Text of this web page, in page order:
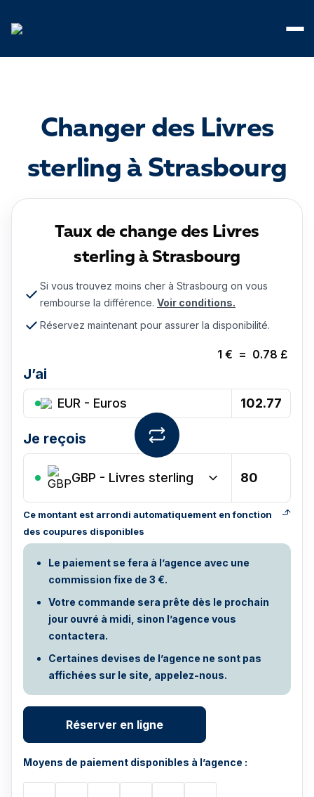
Changer des Livres
sterling à Strasbourg
Taux de change des Livres
sterling à Strasbourg
Si vous trouvez moins cher à Strasbourg on vous
rembourse la différence. Voir conditions.
Réservez maintenant pour assurer la disponibilité.
1 € = 0.78 £
J’ai
EUR - Euros
Je reçois
GBP - Livres sterling
Ce montant est arrondi automatiquement en fonction
des coupures disponibles
Le paiement se fera à l’agence avec une
commission fixe de 3 €.
Votre commande sera prête dès le prochain
jour ouvré à midi, sinon l’agence vous
contactera.
Certaines devises de l’agence ne sont pas
affichées sur le site, appelez-nous.
Réserver en ligne
Moyens de paiement disponibles à l’agence :